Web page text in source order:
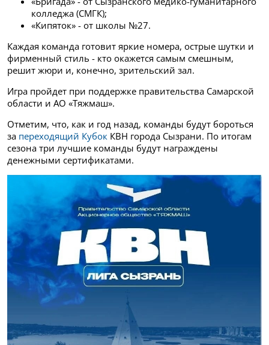
колледжа (СМГК);
«Кипяток» - от школы №27.
Каждая команда готовит яркие номера, острые шутки и
фирменный стиль - кто окажется самым смешным,
решит жюри и, конечно, зрительский зал.
Игра пройдет при поддержке правительства Самарской
области и АО «Тяжмаш».
Отметим, что, как и год назад, команды будут бороться
за переходящий Кубок КВН города Сызрани. По итогам
сезона три лучшие команды будут награждены
денежными сертификатами.